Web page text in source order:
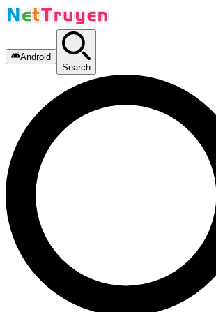
Android
Search